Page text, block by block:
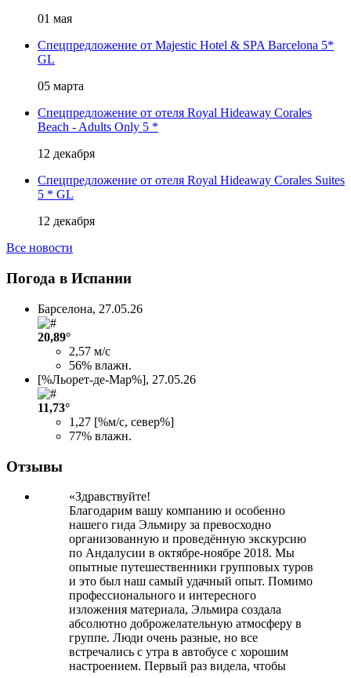
01 мая
Спецпредложение от Majestic Hotel & SPA Barcelona 5*
GL
05 марта
Спецпредложение от отеля Royal Hideaway Corales
Beach - Adults Only 5 *
12 декабря
Спецпредложение от отеля Royal Hideaway Corales Suites
5 * GL
12 декабря
Все новости
Погода в Испании
Барселона, 27.05.26
20,89°
2,57 м/с
56% влажн.
[%Льорет-де-Мар%], 27.05.26
11,73°
1,27 [%м/с, север%]
77% влажн.
Отзывы
Здравствуйте!
Благодарим вашу компанию и особенно
нашего гида Эльмиру за превосходно
организованную и проведённую экскурсию
по Андалусии в октябре-ноябре 2018. Мы
опытные путешественники групповых туров
и это был наш самый удачный опыт. Помимо
профессионального и интересного
изложения материала, Эльмира создала
абсолютно доброжелательную атмосферу в
группе. Люди очень разные, но все
встречались с утра в автобусе с хорошим
настроением. Первый раз видела, чтобы